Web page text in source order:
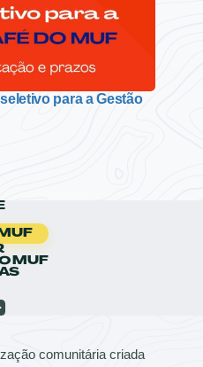
para a Gestão
MUF
comunitária criada